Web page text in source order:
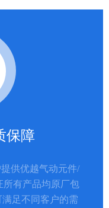
保障
供优越气动元件/
所有产品均原厂包
足不同客户的需